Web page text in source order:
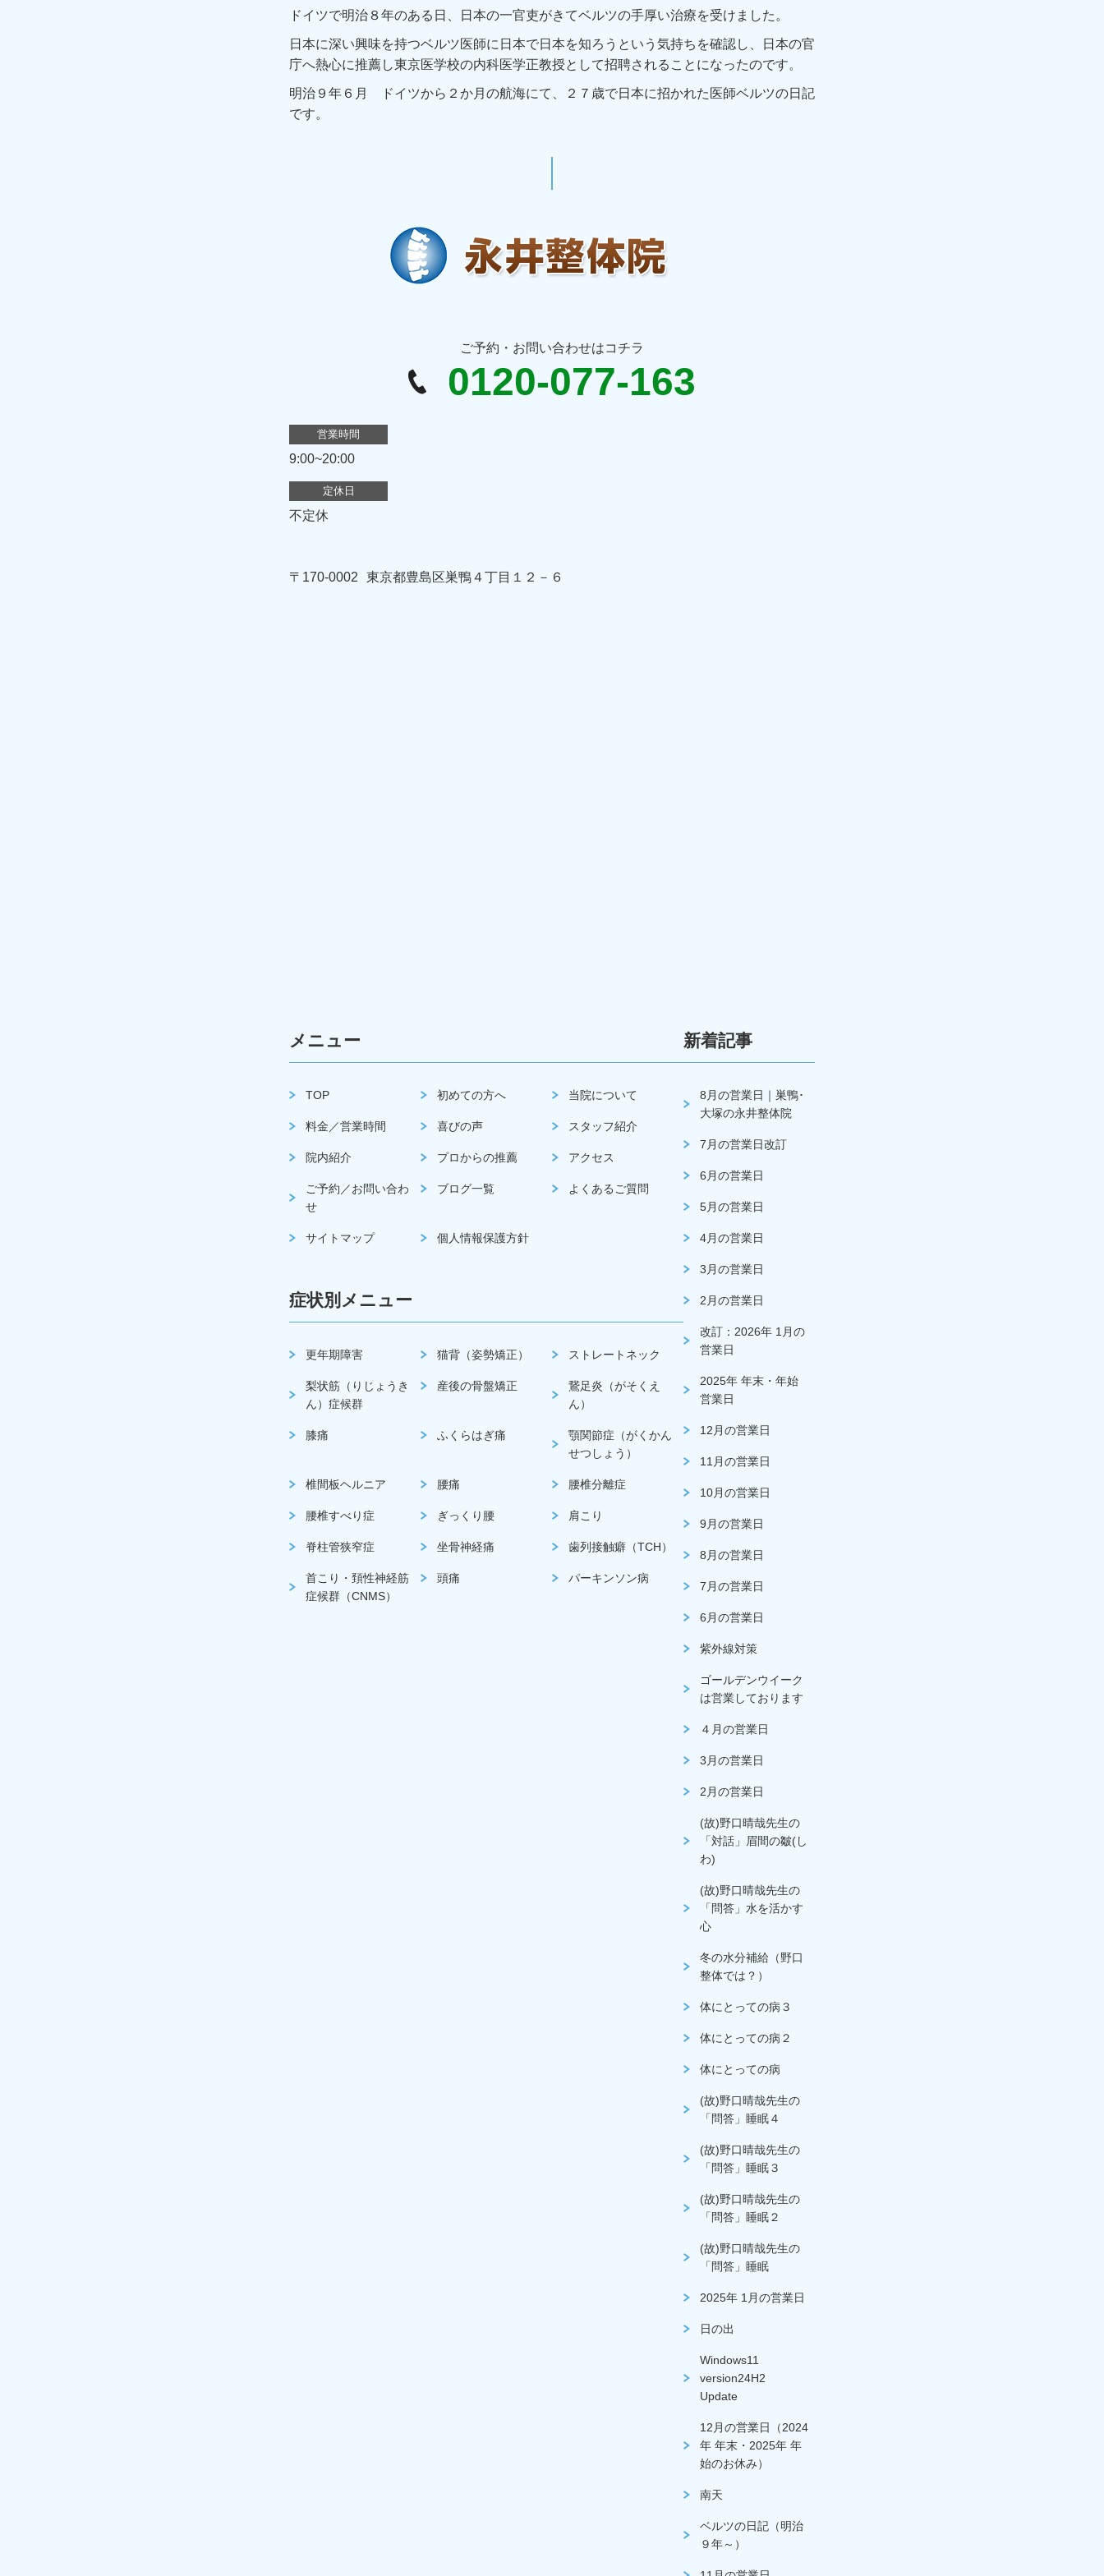
ドイツで明治８年のある日、日本の一官吏がきてベルツの手厚い治療を受けました。
日本に深い興味を持つベルツ医師に日本で日本を知ろうという気持ちを確認し、日本の官
庁へ熱心に推薦し東京医学校の内科医学正教授として招聘されることになったのです。
明治９年６月 ドイツから２か月の航海にて、２７歳で日本に招かれた医師ベルツの日記
です。
ご予約・お問い合わせはコチラ
0120-077-163
営業時間
9:00~20:00
定休日
不定休
〒170-0002 東京都豊島区巣鴨４丁目１２－６
メニュー
TOP 初めての方へ 当院について
料金／営業時間 喜びの声 スタッフ紹介
院内紹介 プロからの推薦 アクセス
ご予約／お問い合わ
せ
ブログ一覧 よくあるご質問
サイトマップ 個人情報保護方針
症状別メニュー
更年期障害 猫背（姿勢矯正） ストレートネック
梨状筋（りじょうき
ん）症候群
産後の骨盤矯正
鵞足炎（がそくえ
ん）
膝痛 ふくらはぎ痛
顎関節症（がくかん
せつしょう）
椎間板ヘルニア 腰痛 腰椎分離症
腰椎すべり症 ぎっくり腰 肩こり
脊柱管狭窄症 坐骨神経痛 歯列接触癖（TCH）
首こり・頚性神経筋
症候群（CNMS）
頭痛 パーキンソン病
新着記事
8月の営業日｜巣鴨･
大塚の永井整体院
7月の営業日改訂
6月の営業日
5月の営業日
4月の営業日
3月の営業日
2月の営業日
改訂：2026年 1月の
営業日
2025年 年末・年始
営業日
12月の営業日
11月の営業日
10月の営業日
9月の営業日
8月の営業日
7月の営業日
6月の営業日
紫外線対策
ゴールデンウイーク
は営業しております
４月の営業日
3月の営業日
2月の営業日
(故)野口晴哉先生の
「対話」眉間の皺(し
わ)
(故)野口晴哉先生の
「問答」水を活かす
心
冬の水分補給（野口
整体では？）
体にとっての病３
体にとっての病２
体にとっての病
(故)野口晴哉先生の
「問答」睡眠４
(故)野口晴哉先生の
「問答」睡眠３
(故)野口晴哉先生の
「問答」睡眠２
(故)野口晴哉先生の
「問答」睡眠
2025年 1月の営業日
日の出
Windows11
version24H2
Update
12月の営業日（2024
年 年末・2025年 年
始のお休み）
南天
ベルツの日記（明治
９年～）